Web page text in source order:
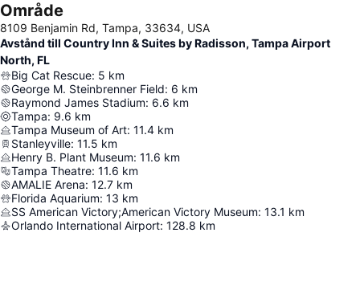
Område
8109 Benjamin Rd, Tampa, 33634, USA
Avstånd till Country Inn & Suites by Radisson, Tampa Airport
North, FL
Big Cat Rescue: 5 km
George M. Steinbrenner Field: 6 km
Raymond James Stadium: 6.6 km
Tampa: 9.6 km
Tampa Museum of Art: 11.4 km
Stanleyville: 11.5 km
Henry B. Plant Museum: 11.6 km
Tampa Theatre: 11.6 km
AMALIE Arena: 12.7 km
Florida Aquarium: 13 km
SS American Victory;American Victory Museum: 13.1 km
Orlando International Airport: 128.8 km